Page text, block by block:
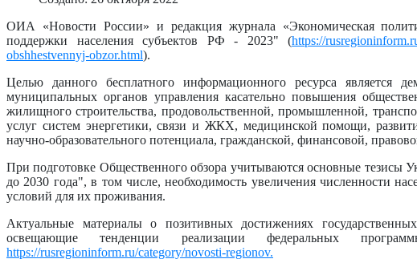
ОИА «Новости России» и редакция журнала «Экономическая
поддержки населения субъектов РФ - 2023" (https://
obshhestvennyj-obzor.html).
Целью данного бесплатного информационного ресурса является
муниципальных органов управления касательно повышения
жилищного строительства, продовольственной, промышленной,
услуг систем энергетики, связи и ЖКХ, медицинской помощи,
научно-образовательного потенциала, гражданской, финансовой,
При подготовке Общественного обзора учитываются основные
до 2030 года", в том числе, необходимость увеличения численности
условий для их проживания.
Актуальные материалы о позитивных достижениях
освещающие тенденции реализации федеральных
https://rusregioninform.ru/category/novosti-regionov.